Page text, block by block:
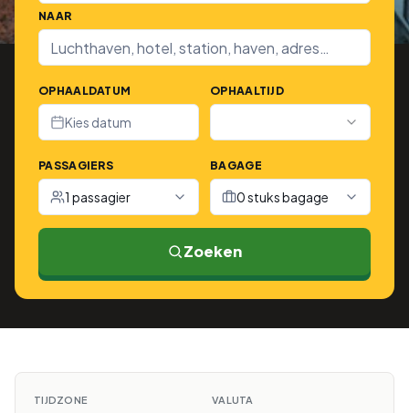
NAAR
OPHAALDATUM
Kies datum
OPHAALTIJD
PASSAGIERS
1 passagier
BAGAGE
0 stuks bagage
Zoeken
TIJDZONE VALUTA